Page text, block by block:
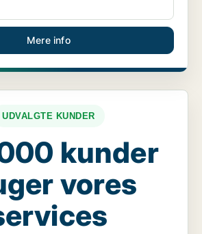
Mere info
UDVALGTE KUNDER
kunder
vores